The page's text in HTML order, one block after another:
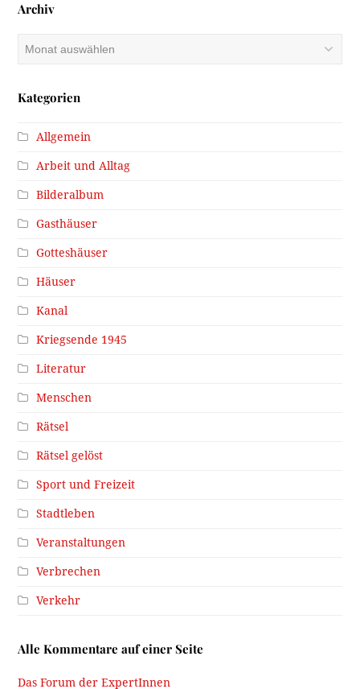
Archiv
Archiv
Kategorien
Allgemein
Arbeit und Alltag
Bilderalbum
Gasthäuser
Gotteshäuser
Häuser
Kanal
Kriegsende 1945
Literatur
Menschen
Rätsel
Rätsel gelöst
Sport und Freizeit
Stadtleben
Veranstaltungen
Verbrechen
Verkehr
Alle Kommentare auf einer Seite
Das Forum der ExpertInnen